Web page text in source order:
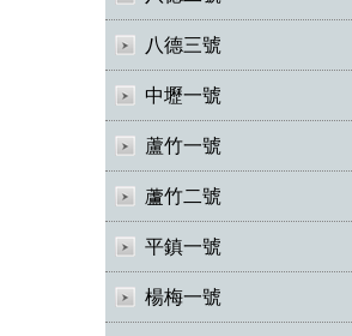
八德三號
中壢一號
蘆竹一號
蘆竹二號
平鎮一號
楊梅一號